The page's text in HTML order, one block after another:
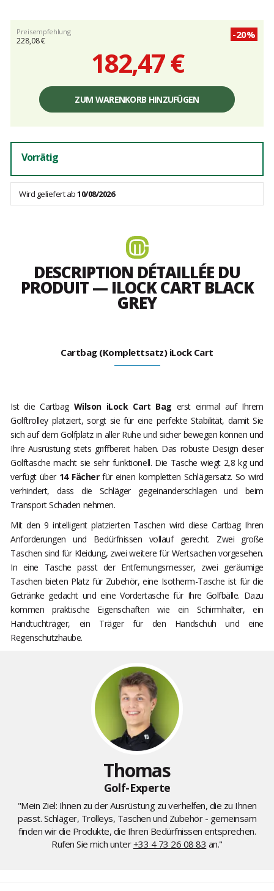
Preisempfehlung
228,08 €
-20%
182,47 €
Einzelpreis,
Gebühren
ZUM WARENKORB HINZUFÜGEN
Vorrätig
Wird geliefert ab10/08/2026
DESCRIPTION DÉTAILLÉE DU
PRODUIT — ILOCK CART BLACK
GREY
Cartbag (Komplettsatz) iLock Cart
Ist die Cartbag Wilson iLock Cart Bag erst einmal auf Ihrem
Golftrolley platziert, sorgt sie für eine perfekte Stabilität, damit Sie
sich auf dem Golfplatz in aller Ruhe und sicher bewegen können und
Ihre Ausrüstung stets griffbereit haben. Das robuste Design dieser
Golftasche macht sie sehr funktionell. Die Tasche wiegt 2,8 kg und
verfügt über 14 Fächerfür einen kompletten Schlägersatz. So wird
verhindert, dass die Schläger gegeinanderschlagen und beim
Transport Schaden nehmen.
Mit den 9 intelligent platzierten Taschen wird diese Cartbag Ihren
Anforderungen und Bedürfnissen vollauf gerecht. Zwei große
Taschen sind für Kleidung, zwei weitere für Wertsachen vorgesehen.
In eine Tasche passt der Entfernungsmesser, zwei geräumige
Taschen bieten Platz für Zubehör, eine Isotherm-Tasche ist für die
Getränke gedacht und eine Vordertasche für Ihre Golfbälle. Dazu
kommen praktische Eigenschaften wie ein Schirmhalter, ein
Handtuchträger, ein Träger für den Handschuh und eine
Regenschutzhaube.
Thomas
Golf-Experte
"Mein Ziel: Ihnen zu der Ausrüstung zu verhelfen, die zu Ihnen
passt. Schläger, Trolleys, Taschen und Zubehör - gemeinsam
finden wir die Produkte, die Ihren Bedürfnissen entsprechen.
Rufen Sie mich unter+33 4 73 26 08 83 an."